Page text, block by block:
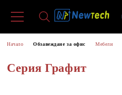
Начало Обзавеждане за офис Мебели
Серия Графит